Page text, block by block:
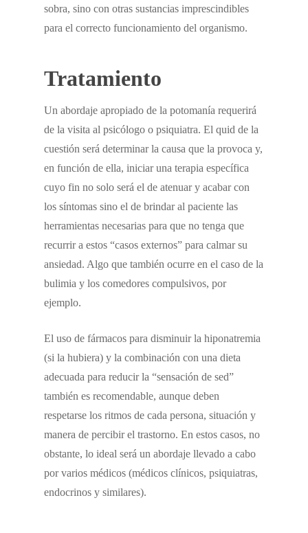
sobra, sino con otras sustancias imprescindibles
para el correcto funcionamiento del organismo.
Tratamiento
Un abordaje apropiado de la potomanía requerirá
de la visita al psicólogo o psiquiatra. El quid de la
cuestión será determinar la causa que la provoca y,
en función de ella, iniciar una terapia específica
cuyo fin no solo será el de atenuar y acabar con
los síntomas sino el de brindar al paciente las
herramientas necesarias para que no tenga que
recurrir a estos “casos externos” para calmar su
ansiedad. Algo que también ocurre en el caso de la
bulimia y los comedores compulsivos, por
ejemplo.
El uso de fármacos para disminuir la hiponatremia
(si la hubiera) y la combinación con una dieta
adecuada para reducir la “sensación de sed”
también es recomendable, aunque deben
respetarse los ritmos de cada persona, situación y
manera de percibir el trastorno. En estos casos, no
obstante, lo ideal será un abordaje llevado a cabo
por varios médicos (médicos clínicos, psiquiatras,
endocrinos y similares).